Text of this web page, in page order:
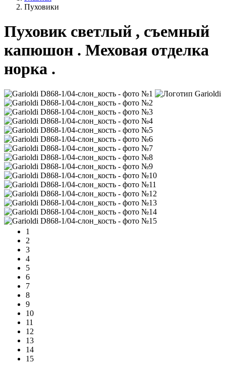
Пуховики
Пуховик светлый , съемный
капюшон . Меховая отделка
норка .
1
2
3
4
5
6
7
8
9
10
11
12
13
14
15